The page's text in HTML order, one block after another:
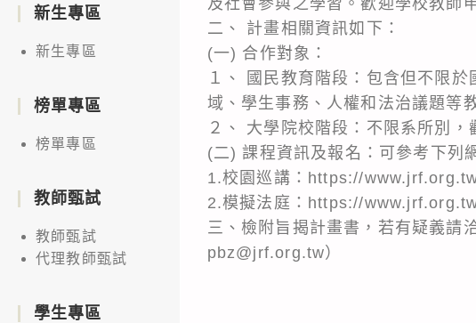
二、 計畫相關資訊如下：
(一) 合作對象：
１、 國民教育階段：包含但不限
域、學生事務、人權和法治議題等
２、 大學院校階段：不限系所別
(二) 課程資訊及報名：可參考下列
1.校園巡講：https://
2.模擬法庭：https://
三、檢附旨揭計畫書，若有疑義請
pbz@jrf.org.tw）
新生專區
新生專區
榜單專區
榜單專區
教師甄試
教師甄試
代理教師甄試
學生專區